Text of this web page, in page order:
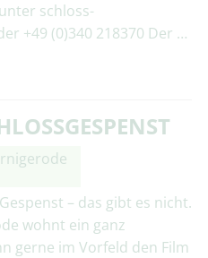
schloss-
+49 (0)340 218370 Der …
– das gibt es nicht.
wohnt ein ganz
gerne im Vorfeld den Film